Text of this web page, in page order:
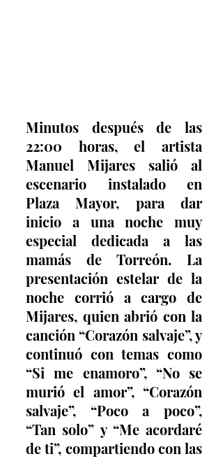
Minutos después de las
22:00 horas, el artista
Manuel Mijares salió al
escenario instalado en
Plaza Mayor, para dar
inicio a una noche muy
especial dedicada a las
mamás de Torreón. La
presentación estelar de la
noche corrió a cargo de
Mijares, quien abrió con la
canción “Corazón salvaje”, y
continuó con temas como
“Si me enamoro”, “No se
murió el amor”, “Corazón
salvaje”, “Poco a poco”,
“Tan solo” y “Me acordaré
de ti”, compartiendo con las